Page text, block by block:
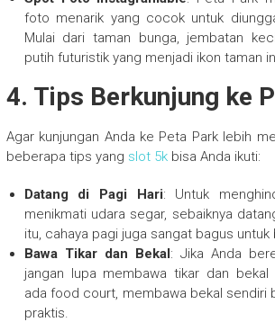
foto menarik yang cocok untuk
Mulai dari taman bunga, jembatan
putih futuristik yang menjadi ikon taman
4. Tips Berkunjung ke
Agar kunjungan Anda ke Peta Park lebih
beberapa tips yang slot 5k bisa Anda ikuti:
Datang di Pagi Hari: Untuk
menikmati udara segar, sebaiknya
itu, cahaya pagi juga sangat bagus
Bawa Tikar dan Bekal: Jika Anda
jangan lupa membawa tikar dan bekal
ada food court, membawa bekal sendiri
praktis.